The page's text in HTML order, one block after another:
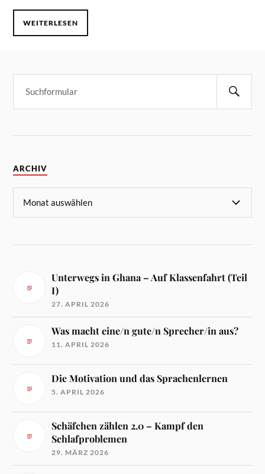
WEITERLESEN
ARCHIV
Unterwegs in Ghana – Auf Klassenfahrt (Teil
I)
27. APRIL 2026
Was macht eine/n gute/n Sprecher/in aus?
11. APRIL 2026
Die Motivation und das Sprachenlernen
5. APRIL 2026
Schäfchen zählen 2.0 – Kampf den
Schlafproblemen
29. MÄRZ 2026